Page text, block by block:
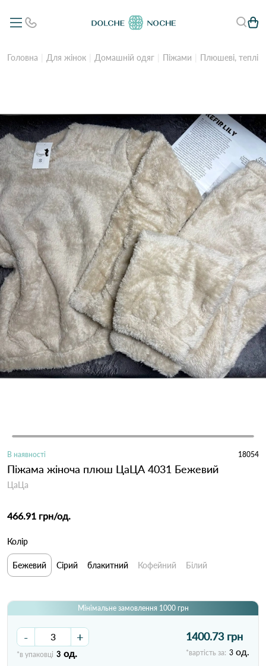
Головна Для жінок Домашній одяг Піжами Плюшеві, теплі
В наявності 18054
Піжама жіноча плюш ЦаЦА 4031 Бежевий
ЦаЦа
466.91 грн/од.
Колір
Бежевий Сірий блакитний Кофейний Білий
Мінімальне замовлення 1000 грн
- +
*в упаковці 3 од.
1400.73 грн
*вартість за: 3 од.